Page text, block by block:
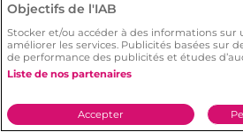
essayé d'autres sites de
Meetic se démarque
professionnalisme et son
envers ses clients.
Objectifs de l'IAB
Stocker et/ou accéder à des informations sur
améliorer les services. Publicités basées sur
de performance des publicités et études
Liste de nos partenaires
Accepter